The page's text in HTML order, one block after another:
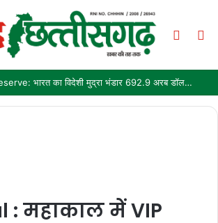
Switch
India Forex Reserve: भारत का विदेशी मुद्रा भंडार 692.9 अरब डॉलर पहुंचा, छह महीने में सबसे बड़ी साप्ताहिक बढ़त
: महाकाल में VIP